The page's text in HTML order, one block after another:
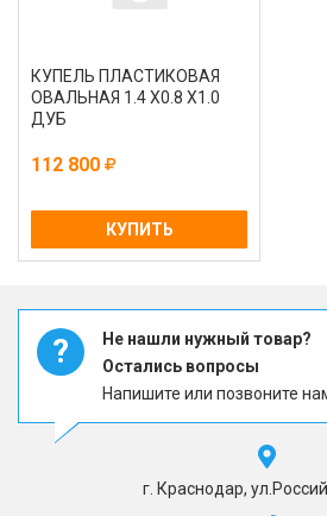
КУПЕЛЬ ПЛАСТИКОВАЯ
ОВАЛЬНАЯ 1.4 Х0.8 Х1.0
ДУБ
112 800
КУПИТЬ
?
Не нашли нужный товар?
Остались вопросы
Напишите или позвоните
г. Краснодар,